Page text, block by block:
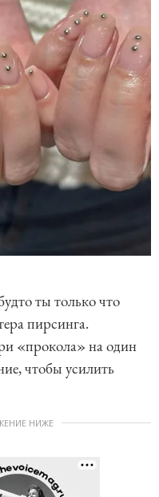
ты только что
пирсинга.
«прокола» на один
чтобы усилить
НИЖЕ